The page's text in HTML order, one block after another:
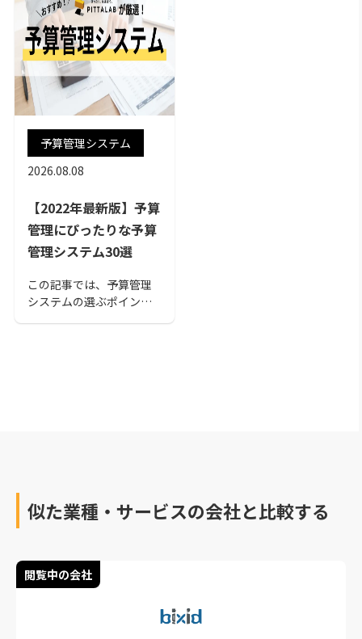
予算管理システム
2026.08.08
【2022年最新版】予算
管理にぴったりな予算
管理システム30選
この記事では、予算管理
システムの選ぶポイント
似た業種・サービスの会社と比較する
閲覧中の会社